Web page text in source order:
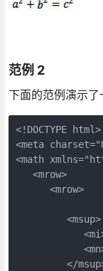
范例 2
下面的范例演示了
<!DOCTYPE html>
<meta
<math
      <mrow>
         <msup>
</